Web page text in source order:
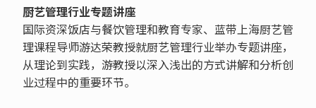
厨艺管理行业专题讲座
国际资深饭店与餐饮管理和教育专家、蓝带上海厨艺管
理课程导师游达荣教授就厨艺管理行业举办专题讲座，
从理论到实践，游教授以深入浅出的方式讲解和分析创
业过程中的重要环节。